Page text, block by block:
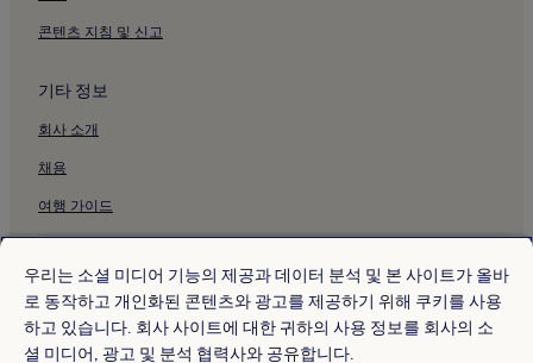
콘텐츠 지침 및 신고
기타 정보
회사 소개
채용
여행 가이드
이트에서 확인해 주세요.
© 2026 Hotels.com, Expedia Group 계열사. All rights reserved.
Hotels.com 및 Hotels.com 로고는 미국 및/또는 다른 국가에서
Hotels.com, LP의 상표 또는 등록 상표입니다. 기타 모든 상표는 해당 소유
권자의 자산입니다.
우리는 소셜 미디어 기능의 제공과 데이터 분석 및 본 사이트가 올바
로 동작하고 개인화된 콘텐츠와 광고를 제공하기 위해 쿠키를 사용
하고 있습니다. 회사 사이트에 대한 귀하의 사용 정보를 회사의 소
셜 미디어, 광고 및 분석 협력사와 공유합니다.